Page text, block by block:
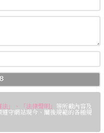
法」、「法律聲明 」 等所載內容及
守網站現今、闡後規範的各種規